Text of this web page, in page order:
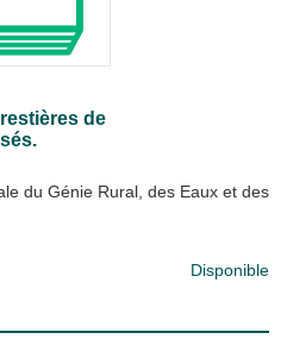
de
du Génie Rural, des Eaux et des
Disponible